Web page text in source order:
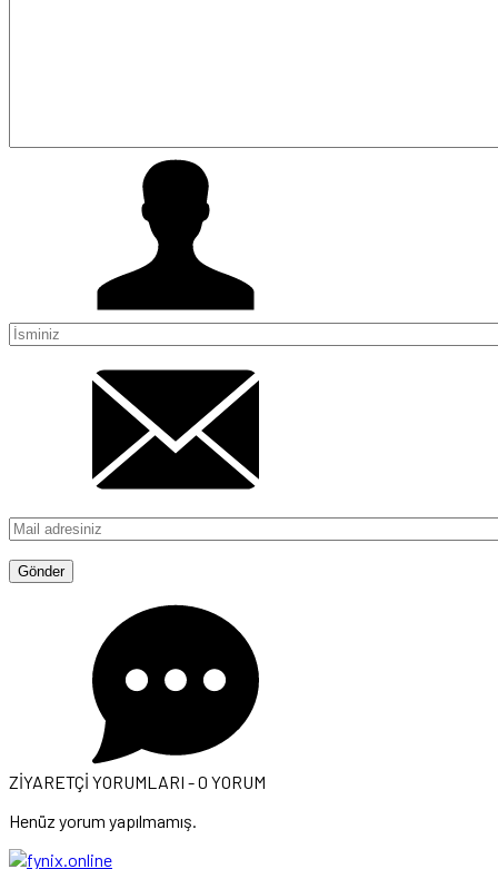
ZİYARETÇİ YORUMLARI - 0 YORUM
Henüz yorum yapılmamış.